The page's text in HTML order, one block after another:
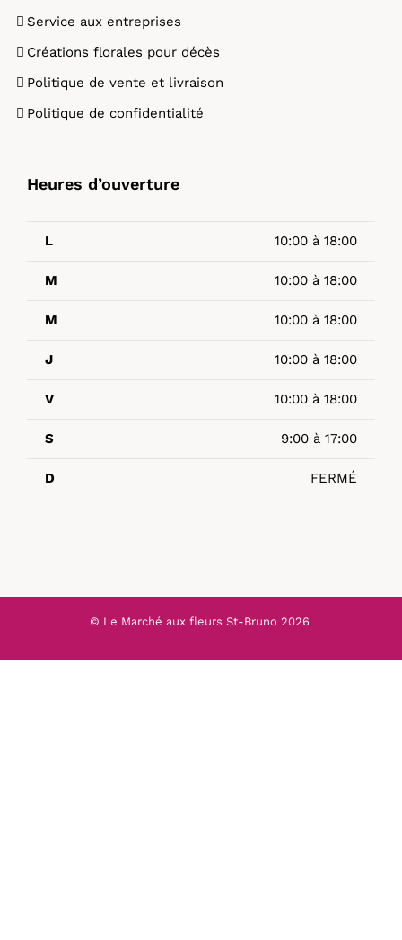
Service aux entreprises
Créations florales pour décès
Politique de vente et livraison
Politique de confidentialité
Heures d’ouverture
L 10:00 à 18:00
M 10:00 à 18:00
M 10:00 à 18:00
J 10:00 à 18:00
V 10:00 à 18:00
S 9:00 à 17:00
D FERMÉ
© Le Marché aux fleurs St-Bruno 2026